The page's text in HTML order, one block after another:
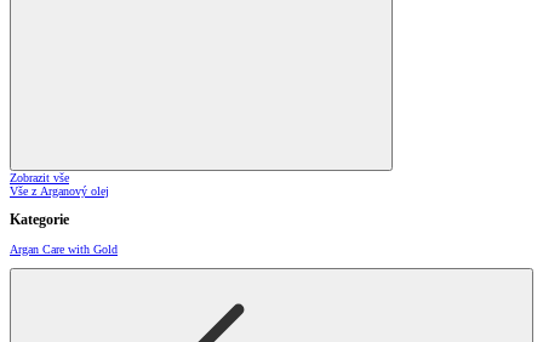
Zobrazit vše
Vše z Arganový olej
Kategorie
Argan Care with Gold